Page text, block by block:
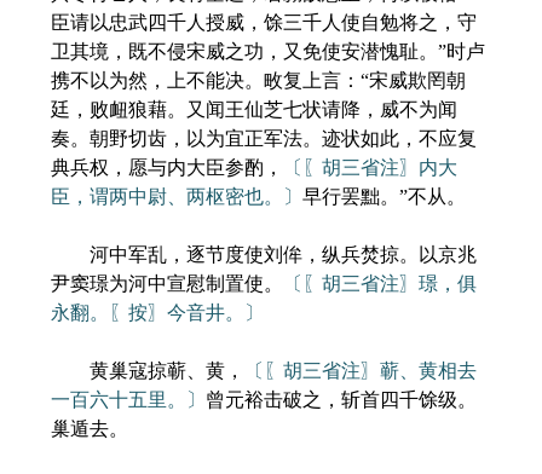
臣请以忠武四千人授威，馀三千人使自勉将之，守
卫其境，既不侵宋威之功，又免使安潜愧耻。”时卢
携不以为然，上不能决。畋复上言：“宋威欺罔朝
廷，败衄狼藉。又闻王仙芝七状请降，威不为闻
奏。朝野切齿，以为宜正军法。迹状如此，不应复
典兵权，愿与内大臣参酌，
〔〖胡三省注〗内大
臣，谓两中尉、两枢密也。〕 早行罢黜。”不从。
河中军乱，逐节度使刘侔，纵兵焚掠。以京兆
尹窦璟为河中宣慰制置使。
〔〖胡三省注〗璟，俱
永翻。〖按〗今音井。〕
黄巢寇掠蕲、黄，
〔〖胡三省注〗蕲、黄相去
一百六十五里。〕 曾元裕击破之，斩首四千馀级。
巢遁去。